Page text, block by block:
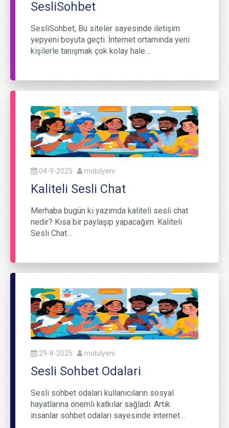
SesliSohbet
SesliSohbet, Bu siteler sayesinde iletişim
yepyeni boyuta geçti. İnternet ortamında yeni
kişilerle tanışmak çok kolay hale…
04-9-2025 mobilyeni
Kaliteli Sesli Chat
Merhaba bugün ki yazımda kaliteli sesli chat
nedir? Kısa bir paylaşıp yapacağım. Kaliteli
Sesli Chat…
29-8-2025 mobilyeni
Sesli Sohbet Odalari
Sesli sohbet odalari kullanıcıların sosyal
hayatlarına önemli katkılar sağladı. Artık
insanlar sohbet odaları sayesinde internet…